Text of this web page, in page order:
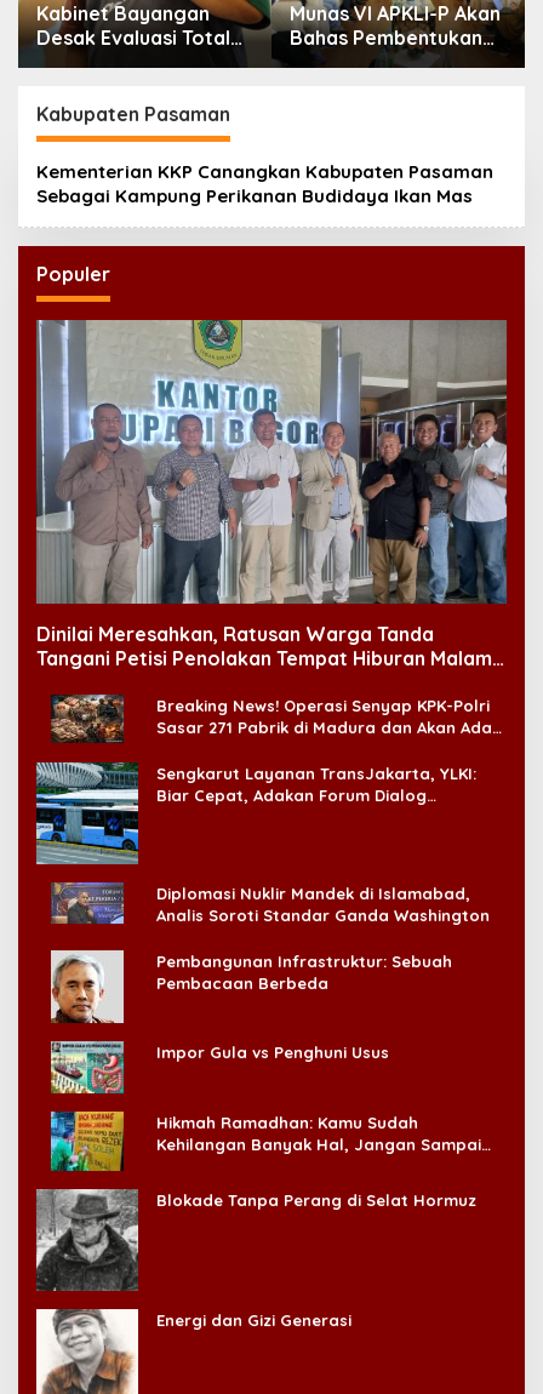
Kabinet Bayangan
Desak Evaluasi Total
MBG Usai Rentetan
Munas VI APKLI-P Akan
Bahas Pembentukan
Badan Perekonomian
Kabupaten Pasaman
Kementerian KKP Canangkan Kabupaten Pasaman
Sebagai Kampung Perikanan Budidaya Ikan Mas
Populer
Dinilai Meresahkan, Ratusan Warga Tanda
Tangani Petisi Penolakan Tempat Hiburan Malam
Breaking News! Operasi Senyap KPK-Polri
Sasar 271 Pabrik di Madura dan Akan Ada
Sengkarut Layanan TransJakarta, YLKI:
Biar Cepat, Adakan Forum Dialog
Diplomasi Nuklir Mandek di Islamabad,
Analis Soroti Standar Ganda Washington
Pembangunan Infrastruktur: Sebuah
Pembacaan Berbeda
Impor Gula vs Penghuni Usus
Hikmah Ramadhan: Kamu Sudah
Kehilangan Banyak Hal, Jangan Sampai
Blokade Tanpa Perang di Selat Hormuz
Energi dan Gizi Generasi